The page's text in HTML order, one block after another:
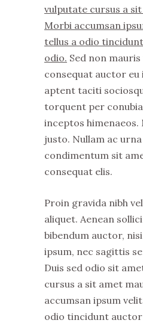
vulputate cursus a
Morbi accumsan
tellus a odio
odio. Sed non
consequat auctor eu
aptent taciti
torquent per
inceptos
justo. Nullam ac
condimentum sit
consequat elis.
Proin gravida nibh
aliquet. Aenean
bibendum auctor,
ipsum, nec sagittis
Duis sed odio sit
cursus a sit amet
accumsan ipsum
odio tincidunt